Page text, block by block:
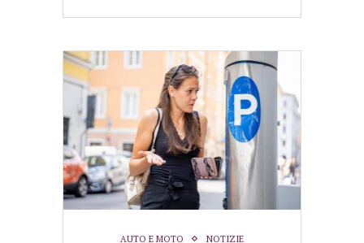
AUTO E MOTO NOTIZIE